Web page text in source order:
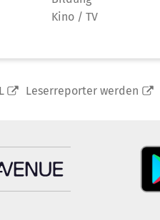
Kino / TV
Leserreporter werden